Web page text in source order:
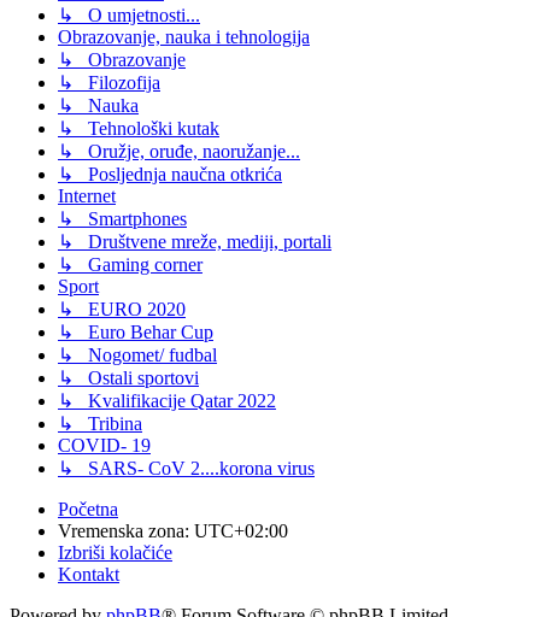
↳ O umjetnosti...
Obrazovanje, nauka i tehnologija
↳ Obrazovanje
↳ Filozofija
↳ Nauka
↳ Tehnološki kutak
↳ Oružje, oruđe, naoružanje...
↳ Posljednja naučna otkrića
Internet
↳ Smartphones
↳ Društvene mreže, mediji, portali
↳ Gaming corner
Sport
↳ EURO 2020
↳ Euro Behar Cup
↳ Nogomet/ fudbal
↳ Ostali sportovi
↳ Kvalifikacije Qatar 2022
↳ Tribina
COVID- 19
↳ SARS- CoV 2....korona virus
Početna
Vremenska zona: UTC+02:00
Izbriši kolačiće
Kontakt